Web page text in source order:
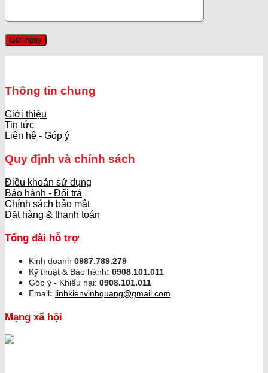
Thông tin chung
Giới thiệu
Tin tức
Liên hệ - Góp ý
Quy định và chính sách
Điều khoản sử dụng
Bảo hành - Đổi trả
Chính sách bảo mật
Đặt hàng & thanh toán
Tổng đài hỗ trợ
Kinh doanh 0987.789.279
Kỹ thuật & Bảo hành: 0908.101.011
Góp ý - Khiếu nại: 0908.101.011
Email: linhkienvinhquang@gmail.com
Mạng xã hội